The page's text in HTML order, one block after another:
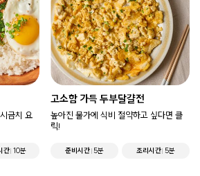
금치 요
간 10분
고소함 가득 두부달걀전
높아진 물가에 식비 절약하고 싶다면 클
릭!
준비시간 5분 조리시간 5분